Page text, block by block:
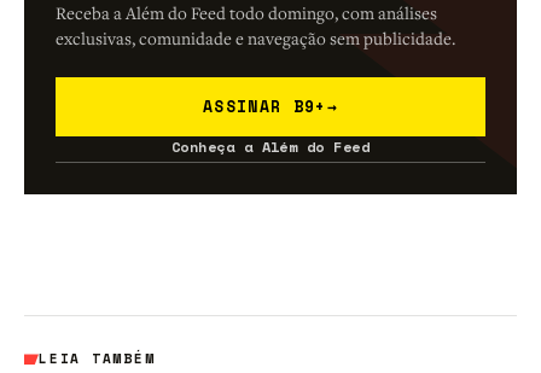
Receba a Além do Feed todo domingo, com análises
exclusivas, comunidade e navegação sem publicidade.
ASSINAR B9+ →
Conheça a Além do Feed
LEIA TAMBÉM